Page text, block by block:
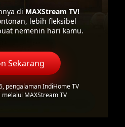
di MAXStream TV!
lebih fleksibel
nemenin hari kamu.
Sekarang
pengalaman IndiHome TV
MAXStream TV